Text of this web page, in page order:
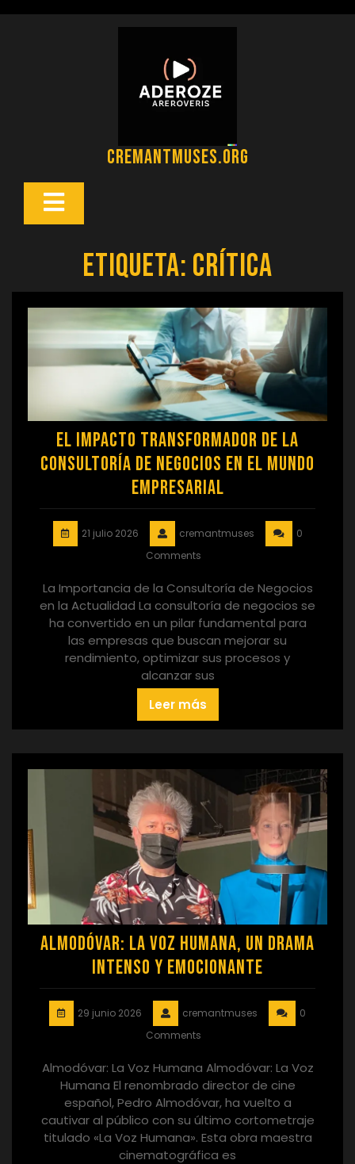
cremantmuses.org
Botón
Etiqueta: crítica
El Impacto Transformador de la
Consultoría de Negocios en el Mundo
Empresarial
21 julio 2026 cremantmuses
0
Comments
La Importancia de la Consultoría de Negocios
en la Actualidad La consultoría de negocios se
ha convertido en un pilar fundamental para
las empresas que buscan mejorar su
rendimiento, optimizar sus procesos y
alcanzar sus
Leer más
Almodóvar: La Voz Humana, un Drama
Intenso y Emocionante
29 junio 2026 cremantmuses
0
Comments
Almodóvar: La Voz Humana Almodóvar: La Voz
Humana El renombrado director de cine
español, Pedro Almodóvar, ha vuelto a
cautivar al público con su último cortometraje
titulado «La Voz Humana». Esta obra maestra
cinematográfica es